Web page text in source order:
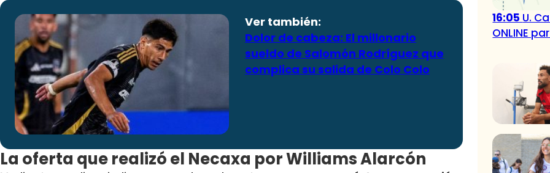
Ver también:
Dolor de cabeza: El millonario
sueldo de Salomón Rodríguez que
complica su salida de Colo Colo
La oferta que realizó el Necaxa por Williams Alarcón
16:05 U.
ONLINE